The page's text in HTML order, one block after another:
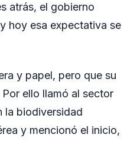
atrás, el gobierno
hoy esa expectativa se
y papel, pero que su
ello llamó al sector
la biodiversidad
y mencionó el inicio,